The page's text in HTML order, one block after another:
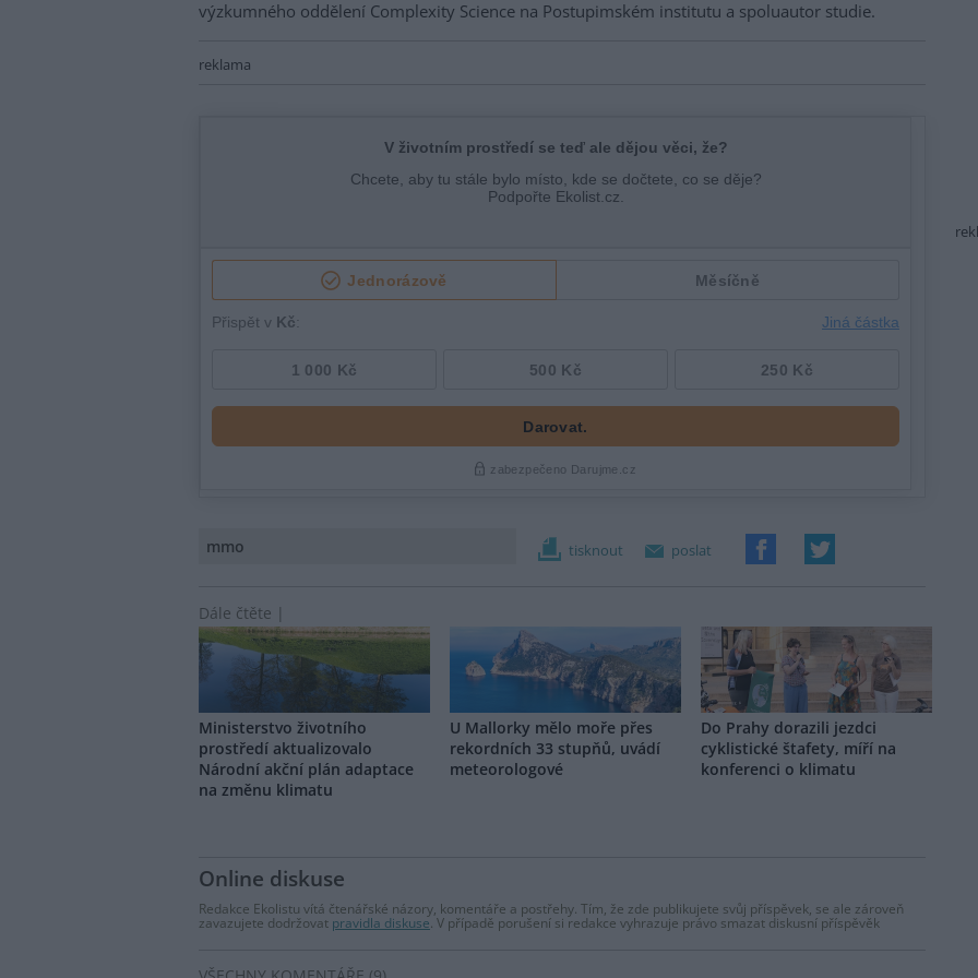
výzkumného oddělení Complexity Science na Postupimském institutu a spoluautor studie.
reklama
mmo tisknout poslat
Dále čtěte |
Ministerstvo životního
prostředí aktualizovalo
Národní akční plán adaptace
na změnu klimatu
U Mallorky mělo moře přes
rekordních 33 stupňů, uvádí
meteorologové
Do Prahy dorazili jezdci
cyklistické štafety, míří na
konferenci o klimatu
Online diskuse
Redakce Ekolistu vítá čtenářské názory, komentáře a postřehy. Tím, že zde publikujete svůj příspěvek, se ale zároveň
zavazujete dodržovat pravidla diskuse . V případě porušení si redakce vyhrazuje právo smazat diskusní příspěvěk